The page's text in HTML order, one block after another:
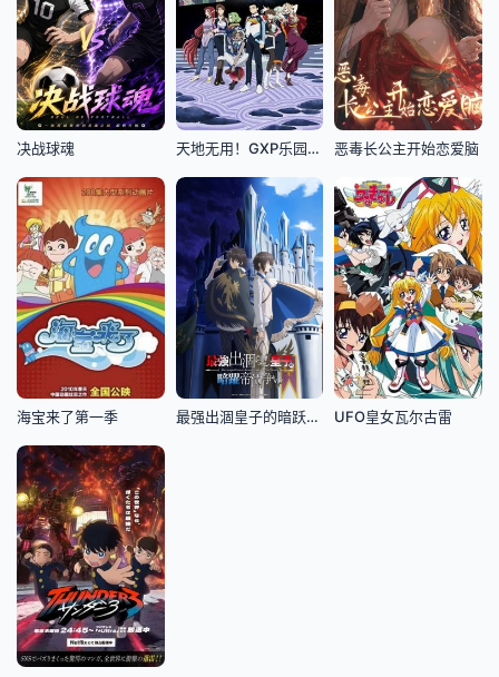
决战球魂 天地无用！GXP乐园始动篇 恶毒长公主开始恋爱脑
海宝来了第一季 最强出涸皇子的暗跃帝位争夺最強出涸 UFO皇女瓦尔古雷